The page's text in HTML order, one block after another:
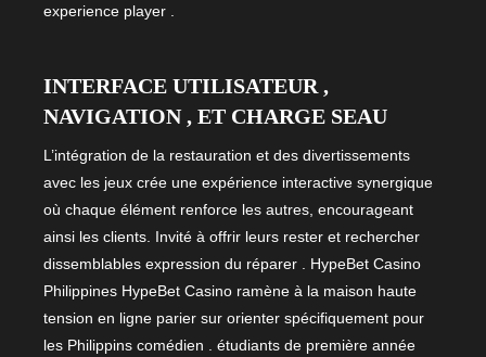
experience player .
INTERFACE UTILISATEUR ,
NAVIGATION , ET CHARGE SEAU
L’intégration de la restauration et des divertissements
avec les jeux crée une expérience interactive synergique
où chaque élément renforce les autres, encourageant
ainsi les clients. Invité à offrir leurs rester et rechercher
dissemblables expression du réparer . HypeBet Casino
Philippines HypeBet Casino ramène à la maison haute
tension en ligne parier sur orienter spécifiquement pour
les Philippins comédien . étudiants de première année